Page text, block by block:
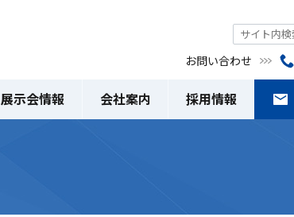
お問い合わせ
展示会情報 会社案内 採用情報